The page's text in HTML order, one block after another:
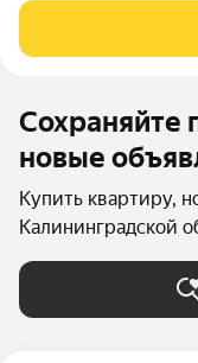
Сохраняйте
новые
Купить квартиру,
Калининградской